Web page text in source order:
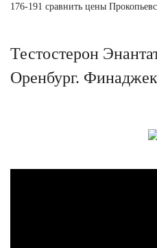
176-191 сравнить цены
Тестостерон
Оренбург.